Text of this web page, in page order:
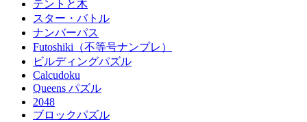
テントと木
スター・バトル
ナンバーパス
Futoshiki（不等号ナンプレ）
ビルディングパズル
Calcudoku
Queens パズル
2048
ブロックパズル